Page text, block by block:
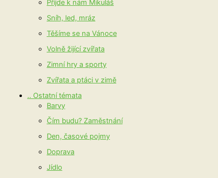
Přijde k nám Mikuláš
Sníh, led, mráz
Těšíme se na Vánoce
Volně žijící zvířata
Zimní hry a sporty
Zvířata a ptáci v zimě
.. Ostatní témata
Barvy
Čím budu? Zaměstnání
Den, časové pojmy
Doprava
Jídlo